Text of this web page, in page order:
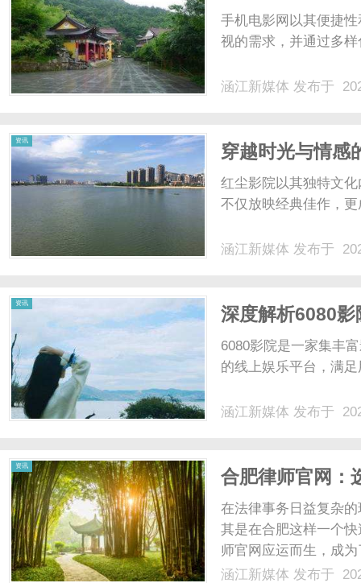
手机电影网以其便捷
视的需求，并通过多
涵江新媒体 发布于
资讯
穿越时光与情
红尘影院以其独特文
不仅放映经典佳作，
涵江新媒体 发布于
资讯
深度解析6080
想平台
6080影院是一家集丰
的线上娱乐平台，满
涵江新媒体 发布于
资讯
合肥律师官网：
在法律事务日益复杂
其是在合肥这样一个
师官网应运而生，成
本文将为您详细介绍
涵江新媒体 发布于